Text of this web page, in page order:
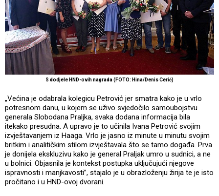
S dodjele HND-ovih nagrada (FOTO: Hina/Denis Cerić)
„Većina je odabrala kolegicu Petrović jer smatra kako je u vrlo
potresnom danu, u kojem se uživo svjedočilo samoubojstvu
generala Slobodana Praljka, svaka dodana informacija bila
itekako presudna. A upravo je to učinila Ivana Petrović svojim
izvještavanjem iz Haaga. Vrlo je jasno iz minute u minutu svojim
britkim i analitičkim stilom izvještavala što se tamo događa. Prva
je donijela ekskluzivu kako je general Praljak umro u sudnici, a ne
u bolnici. Objasnila je kontekst postupka uključujući njegove
ispravnosti i manjkavosti”, stajalo je u obrazloženju žirija te je isto
pročitano i u HND-ovoj dvorani.